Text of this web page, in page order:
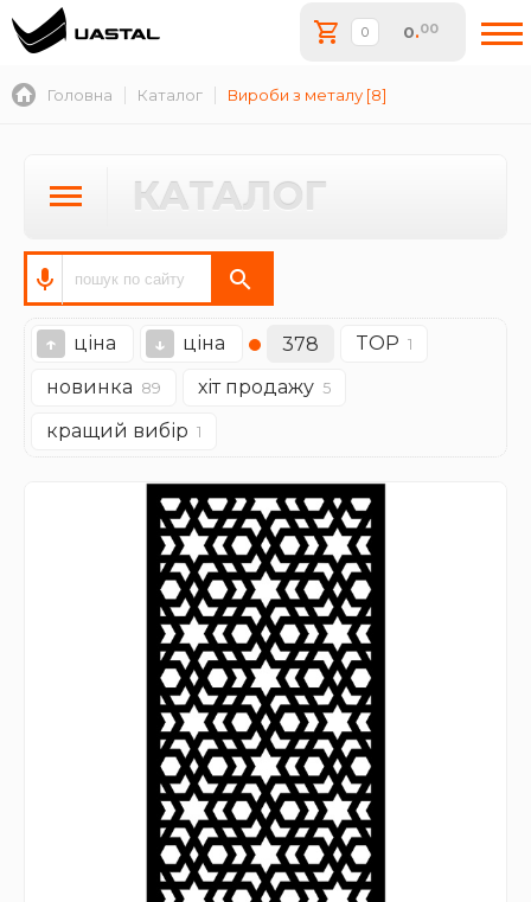
0.00
Головна Каталог Вироби з металу [8]
КАТАЛОГ
↑ ціна ↓ ціна 378 TOP 1
новинка 89 хіт продажу 5
кращий вибір 1